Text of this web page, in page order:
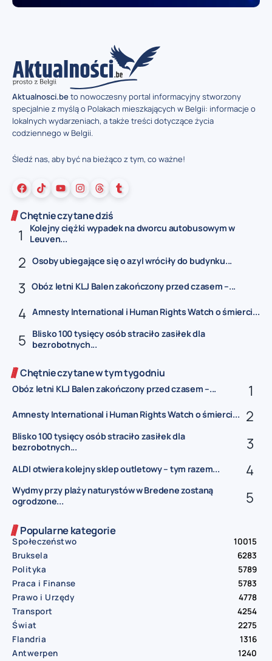
Aktualnosci.beto nowoczesny portal informacyjny stworzony
specjalnie z myślą o Polakach mieszkających w Belgii: informacje o
lokalnych wydarzeniach, a także treści dotyczące życia
codziennego w Belgii.
Śledź nas, aby być na bieżąco z tym, co ważne!
Chętnie czytane dziś
Kolejny ciężki wypadek na dworcu autobusowym w
Leuven...
Osoby ubiegające się o azyl wróciły do budynku...
Obóz letni KLJ Balen zakończony przed czasem –...
Amnesty International i Human Rights Watch o śmierci...
Blisko 100 tysięcy osób straciło zasiłek dla
bezrobotnych...
Chętnie czytane w tym tygodniu
Obóz letni KLJ Balen zakończony przed czasem –...
Amnesty International i Human Rights Watch o śmierci...
Blisko 100 tysięcy osób straciło zasiłek dla
bezrobotnych...
ALDI otwiera kolejny sklep outletowy – tym razem...
Wydmy przy plaży naturystów w Bredene zostaną
ogrodzone...
Popularne kategorie
Społeczeństwo
10015
Bruksela
6283
Polityka
5789
Praca i Finanse
5783
Prawo i Urzędy
4778
Transport
4254
Świat
2275
Flandria
1316
Antwerpen
1240